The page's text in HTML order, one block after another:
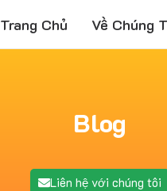
Trang Chủ Về Chúng
Blog
Liên hệ với chúng tôi